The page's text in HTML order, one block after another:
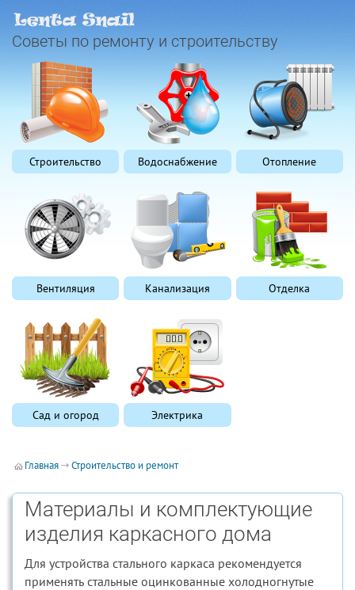
Советы по ремонту и строительству
Строительство Водоснабжение Отопление
Вентиляция Канализация Отделка
Сад и огород Электрика
Главная Строительство и ремонт
Материалы и комплектующие
изделия каркасного дома
Для устройства стального каркаса рекомендуется
применять стальные оцинкованные холодногнутые